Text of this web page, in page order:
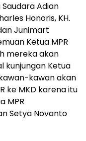
Adian
Honoris, KH.
Junimart
Ketua MPR
mereka akan
kunjungan Ketua
kawan akan
ke MKD karena itu
MPR
Setya Novanto